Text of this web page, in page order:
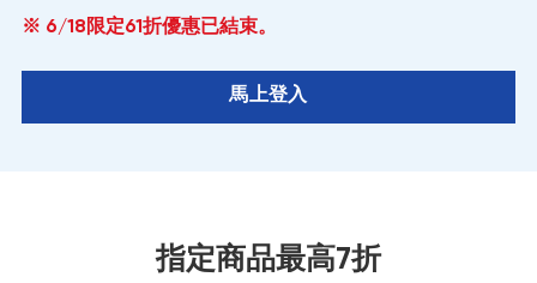
※ 6/18限定61折優惠已結束。
馬上登入
指定商品最高7折